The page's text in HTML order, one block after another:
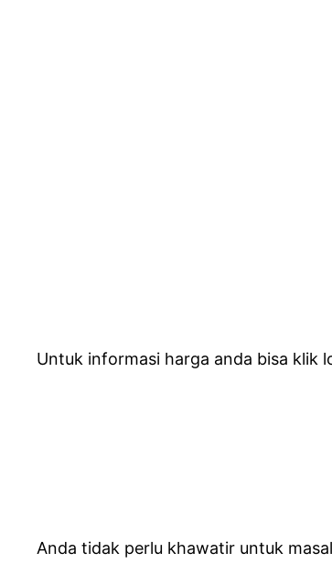
Untuk informasi harga anda bisa klik
Anda tidak perlu khawatir untuk